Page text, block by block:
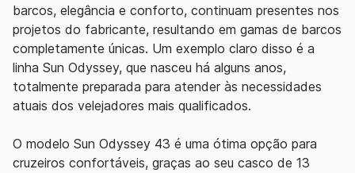
barcos, elegância e conforto, continuam presentes nos
projetos do fabricante, resultando em gamas de barcos
completamente únicas. Um exemplo claro disso é a
linha Sun Odyssey, que nasceu há alguns anos,
totalmente preparada para atender às necessidades
atuais dos velejadores mais qualificados.
O modelo Sun Odyssey 43 é uma ótima opção para
cruzeiros confortáveis, graças ao seu casco de 13